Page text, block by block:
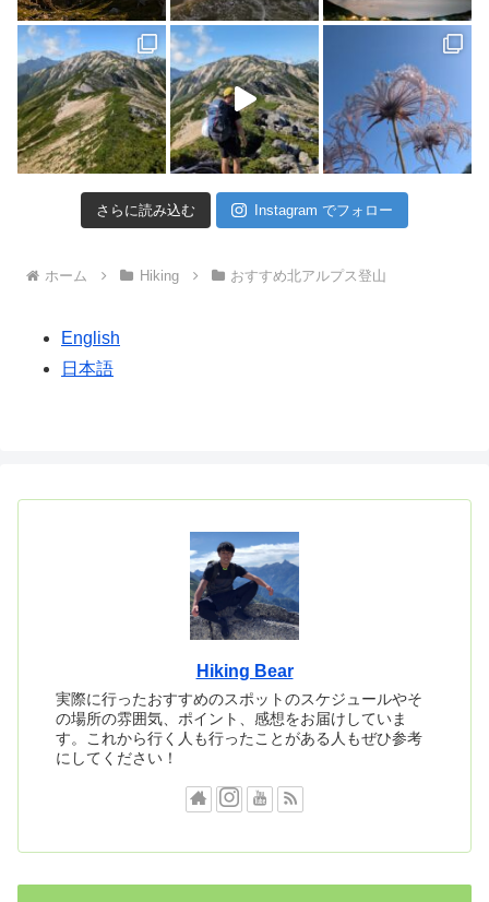
さらに読み込む Instagram でフォロー
ホーム Hiking おすすめ北アルプス登山
English
日本語
Hiking Bear
実際に行ったおすすめのスポットのスケジュールやそ
の場所の雰囲気、ポイント、感想をお届けしていま
す。これから行く人も行ったことがある人もぜひ参考
にしてください！